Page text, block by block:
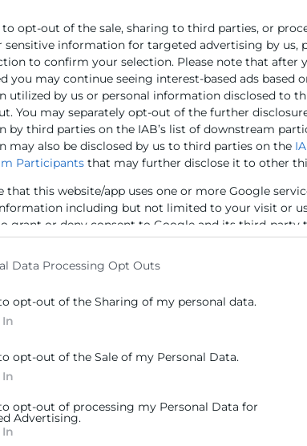
to opt-out of the sale, sharing to third parties, or
sensitive information for targeted advertising by us,
to confirm your selection. Please note that after
you may continue seeing interest-based ads based
utilized by us or personal information disclosed to
You may separately opt-out of the further
by third parties on the IAB’s list of downstream
may also be disclosed by us to third parties on the
Participants that may further disclose it to other
that this website/app uses one or more Google
including but not limited to your visit or
grant or deny consent to Google and its third-party
specified purposes in below Google consent
Data Processing Opt Outs
opt-out of the Sharing of my personal data.
opt-out of the Sale of my Personal Data.
opt-out of processing my Personal Data for
Advertising.
DE FORMACIÓN PARA LOS
LA CÁMARA OFICIAL DE COMERCIO,
del contrato:
Contacto
Sede Central